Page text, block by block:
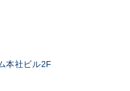
本社ビル2F